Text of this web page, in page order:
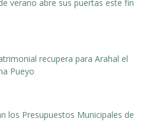
verano abre sus puertas este fin
recupera para Arahal el
Pueyo
los Presupuestos Municipales de